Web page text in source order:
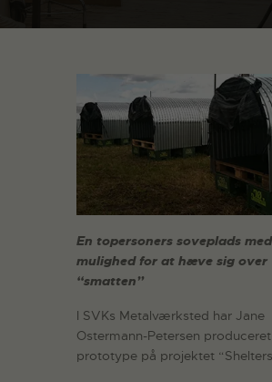
En topersoners soveplads med
mulighed for at hæve sig over
“smatten”
I SVKs Metalværksted har Jane
Ostermann-Petersen
prototype på projektet